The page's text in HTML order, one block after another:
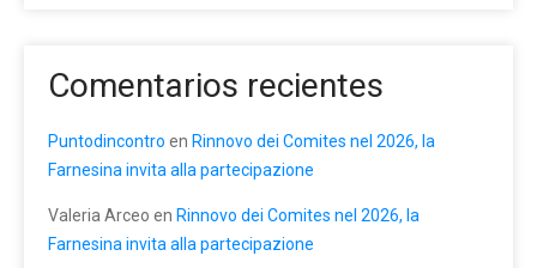
Comentarios recientes
Puntodincontro en Rinnovo dei Comites nel 2026, la
Farnesina invita alla partecipazione
Valeria Arceo en Rinnovo dei Comites nel 2026, la
Farnesina invita alla partecipazione